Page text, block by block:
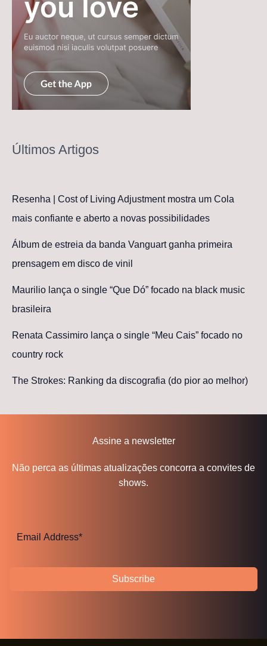
Últimos Artigos
Resenha | Cost of Living Adjustment mostra um Cola
mais confiante e aberto a novas possibilidades
Álbum de estreia da banda Vanguart ganha primeira
prensagem em disco de vinil
Maurilio lança o single “Que Dó” focado na black music
brasileira
Renata Cassimiro lança o single “Meu Cais” focado no
country rock
The Strokes: Ranking da discografia (do pior ao melhor)
Assine a newsletter
Não perca as últimas atualizações concorra a convites de
shows.
Subscribe